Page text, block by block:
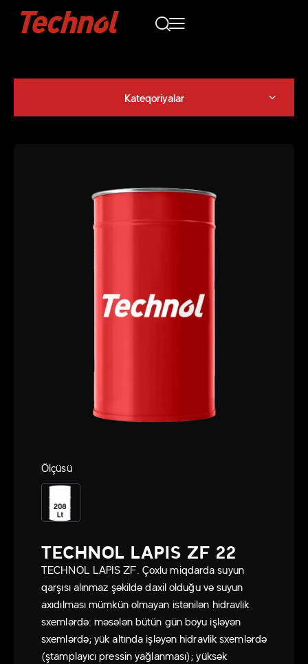
TECHNOL LAPIS ZF 22
TECHNOL LAPIS ZF. Çoxlu miqdarda suyun
qarşısı alınmaz şəkildə daxil olduğu və suyun
axıdılması mümkün olmayan istənilən hidravlik
sxemlərdə: məsələn bütün gün boyu işləyən
sxemlərdə; yük altında işləyən hidravlik sxemlərdə
(ştamplayıcı pressin yağlanması); yüksək
Ölçüsü
Kateqoriyalar